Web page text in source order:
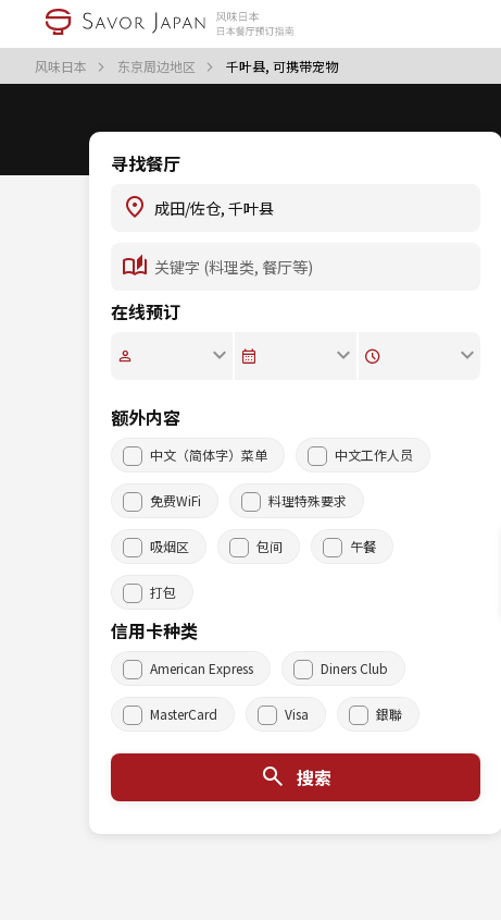
风味日本 东京周边地区 千叶县, 可携带宠物
寻找餐厅
在线预订
额外内容
中文（简体字）菜单 中文工作人员
免费WiFi 料理特殊要求
吸烟区 包间 午餐
打包
信用卡种类
American Express Diners Club
MasterCard Visa 銀聯
搜索